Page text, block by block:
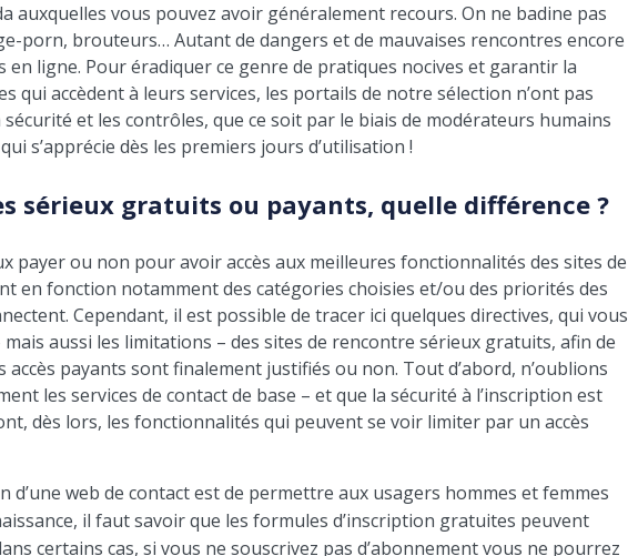
auxquelles vous pouvez avoir généralement recours. On ne badine pas
porn, brouteurs… Autant de dangers et de mauvaises rencontres encore
en ligne. Pour éradiquer ce genre de pratiques nocives et garantir la
qui accèdent à leurs services, les portails de notre sélection n’ont pas
et les contrôles, que ce soit par le biais de modérateurs humains
s’apprécie dès les premiers jours d’utilisation !
sérieux gratuits ou payants, quelle différence ?
payer ou non pour avoir accès aux meilleures fonctionnalités des sites de
en fonction notamment des catégories choisies et/ou des priorités des
Cependant, il est possible de tracer ici quelques directives, qui vous
aussi les limitations – des sites de rencontre sérieux gratuits, afin de
payants sont finalement justifiés ou non. Tout d’abord, n’oublions
les services de contact de base – et que la sécurité à l’inscription est
dès lors, les fonctionnalités qui peuvent se voir limiter par un accès
d’une web de contact est de permettre aux usagers hommes et femmes
il faut savoir que les formules d’inscription gratuites peuvent
certains cas, si vous ne souscrivez pas d’abonnement vous ne pourrez